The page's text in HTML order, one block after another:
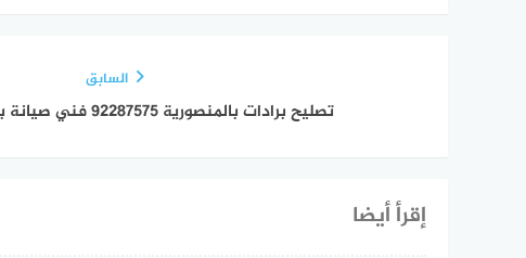
السابق
تصليح برادات بالمنصورية 92287575 فني صيانة برادات وثلاجات
إقرأ أيضا